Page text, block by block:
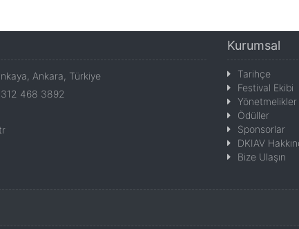
Ankara, Türkiye
468 3892
Kurumsal
Tarihçe
Festival Ekibi
Yönetmelikler
Ödüller
Sponsorlar
DKIAV
Bize Ulaşın